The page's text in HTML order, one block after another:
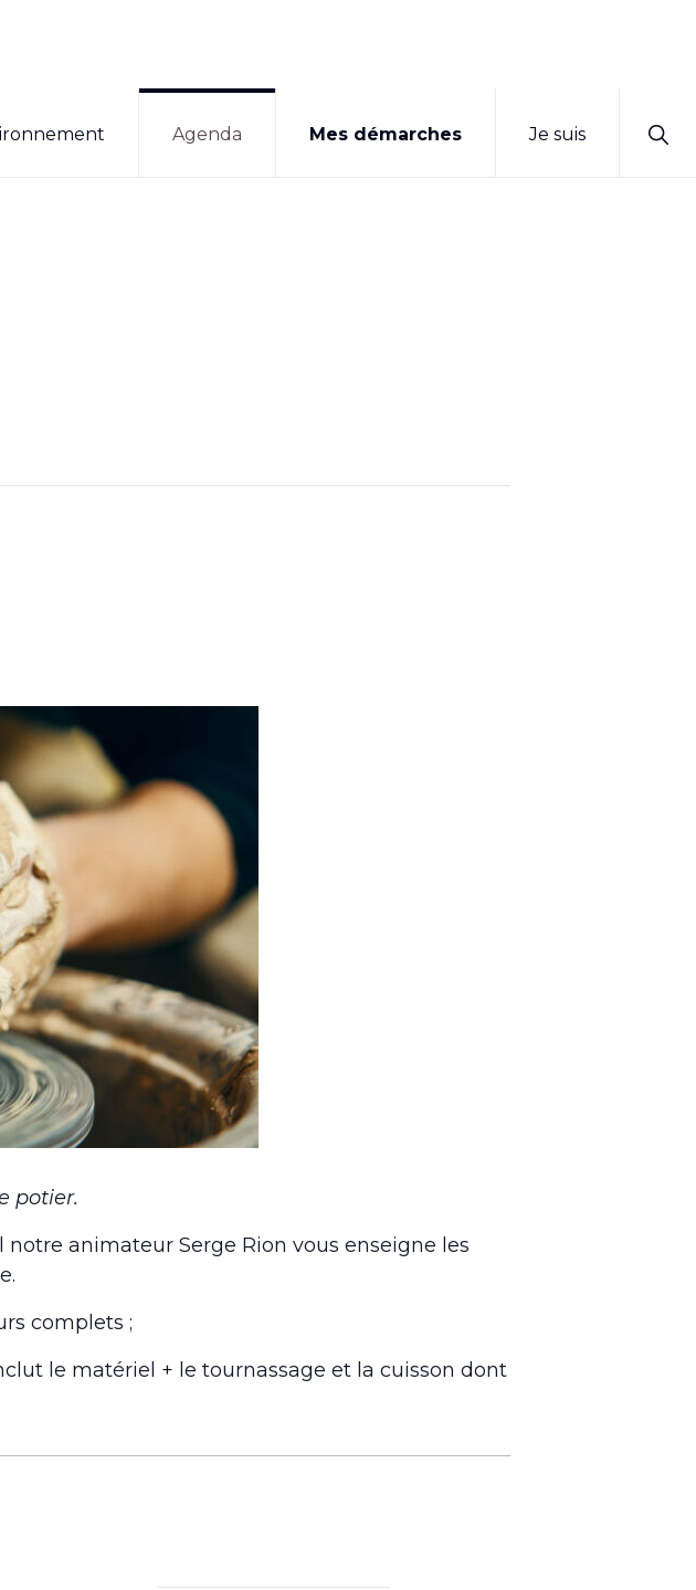
Agenda Mes démarches Je suis
potier.
animateur Serge Rion vous enseigne les
complets ;
le matériel + le tournassage et la cuisson dont